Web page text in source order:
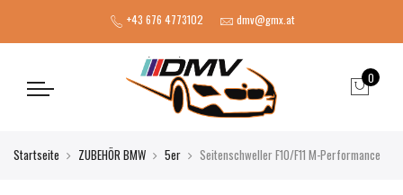
+43 676 4773102 dmv@gmx.at
0
Startseite ZUBEHÖR BMW 5er Seitenschweller F10/F11 M-Performance